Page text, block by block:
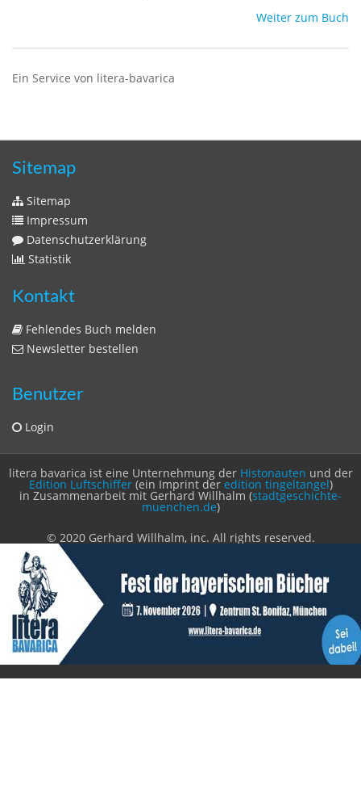
Weiter zum Buch
Ein Service von litera-bavarica
Sitemap
Sitemap
Impressum
Datenschutzerklärung
Statistik
Kontakt
Fehlendes Buch melden
Newsletter bestellen
Benutzer
Login
litera bavarica ist eine Unternehmung der Histonauten und der
Edition Luftschiffer(ein Imprint der edition tingeltangel)
in Zusammenarbeit mit Gerhard Willhalm (stadtgeschichte-
muenchen.de)
© 2020 Gerhard Willhalm, inc. All rights reserved.